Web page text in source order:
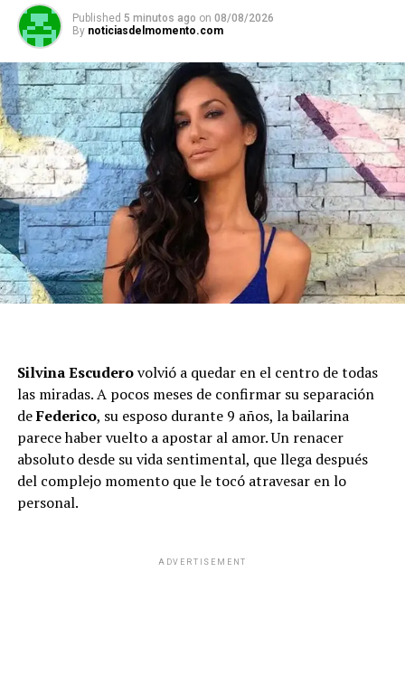
Published 5 minutos ago on 08/08/2026
By noticiasdelmomento.com
Silvina Escuderovolvió a quedar en el centro de todas
las miradas. A pocos meses de confirmar su separación
deFederico, su esposo durante 9 años, la bailarina
parece haber vuelto a apostar al amor. Un renacer
absoluto desde su vida sentimental, que llega después
del complejo momento que le tocó atravesar en lo
personal.
ADVERTISEMENT